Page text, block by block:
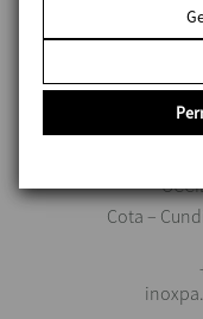
Cota –